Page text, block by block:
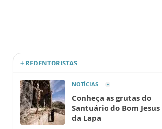
+ REDENTORISTAS
NOTÍCIAS
Conheça as grutas do
Santuário do Bom Jesus
da Lapa